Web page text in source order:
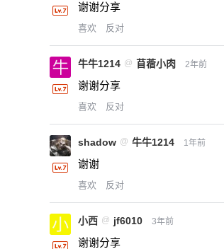
谢谢分享
喜欢 反对
牛牛1214 @ 苜蓿小肉 2年前
谢谢分享
喜欢 反对
shadow @ 牛牛1214 1年前
谢谢
喜欢 反对
小西 @ jf6010 3年前
谢谢分享